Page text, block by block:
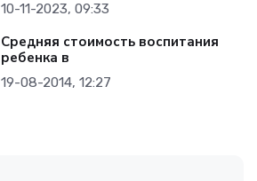
10-11-2023, 09:33
Средняя стоимость воспитания
ребенка в
19-08-2014, 12:27